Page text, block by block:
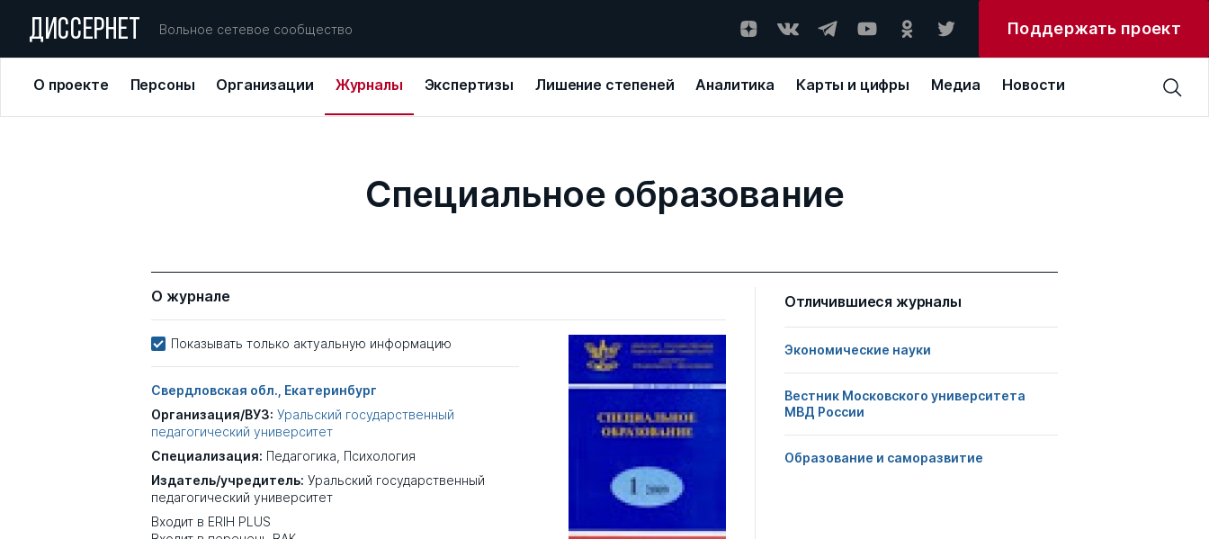
ДИССЕРНЕТ Вольное сетевое сообщество Поддержать проект
О проекте Персоны Организации Журналы Экспертизы Лишение степеней Аналитика Карты и цифры Медиа Новости
Специальное образование
О журнале
Показывать только актуальную информацию
Свердловская обл., Екатеринбург
Организация/ВУЗ: Уральский государственный
педагогический университет
Специализация: Педагогика Психология
Издатель/учредитель: Уральский государственный
педагогический университет
Входит в ERIH PLUS
Отличившиеся журналы
Экономические науки
Вестник Московского университета
МВД России
Образование и саморазвитие